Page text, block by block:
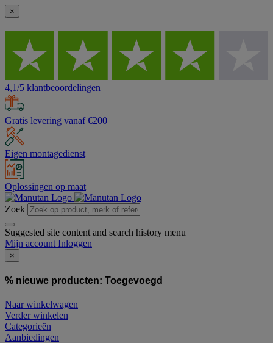
×
4,1/5 klantbeoordelingen
Gratis levering vanaf €200
Eigen montagedienst
Oplossingen op maat
Zoek
Suggested site content and search history menu
Mijn account Inloggen
×
% nieuwe producten: Toegevoegd
Naar winkelwagen
Verder winkelen
Categorieën
Aanbiedingen